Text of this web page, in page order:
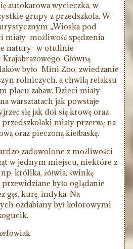
autokarowa wycieczka, w
grupy z przedszkola. W
„Wioska pod
miały możliwość spędzenia
natury- w otulinie
Główną
było Mini Zoo, zwiedzanie
rolniczych, a chwilą relaksu
placu zabaw. Dzieci miały
warsztatach jak powstaje
się jak doi się krowę oraz
miały przerwę na
oraz pieczoną kiełbaskę.
zadowolone z możliwości
w jednym miejscu, niektóre z
królika, żółwia, świnkę
było oglądanie
gęś, kurę, indyka. Na
ozdabiany był kolorowymi